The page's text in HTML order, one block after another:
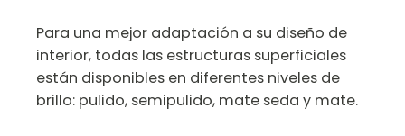
Para una mejor adaptación a su diseño de
interior, todas las estructuras superficiales
están disponibles en diferentes niveles de
brillo: pulido, semipulido, mate seda y mate.